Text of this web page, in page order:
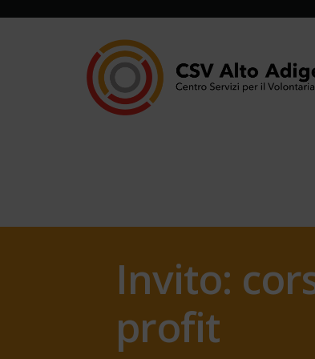
Invito:
profit